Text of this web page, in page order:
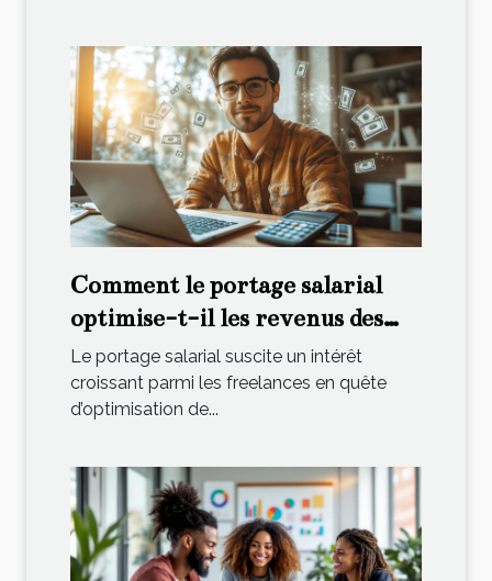
Comment le portage salarial
optimise-t-il les revenus des
freelances ?
Le portage salarial suscite un intérêt
croissant parmi les freelances en quête
d’optimisation de...